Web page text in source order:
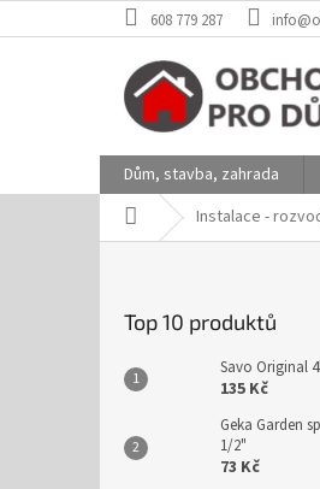
na
608 779 287
Dům, stavba, zahrada
Domů Instalace -
Top 10 produktů
Savo Original
135 Kč
Geka Garden
1/2"
73 Kč